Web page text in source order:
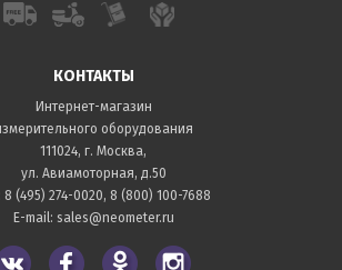
КОНТАКТЫ
Интернет-магазин
оборудования
111024, г. Москва,
ул. Авиамоторная, д.50
8 (495) 274-0020, 8 (800) 100-7688
E-mail: sales@neometer.ru